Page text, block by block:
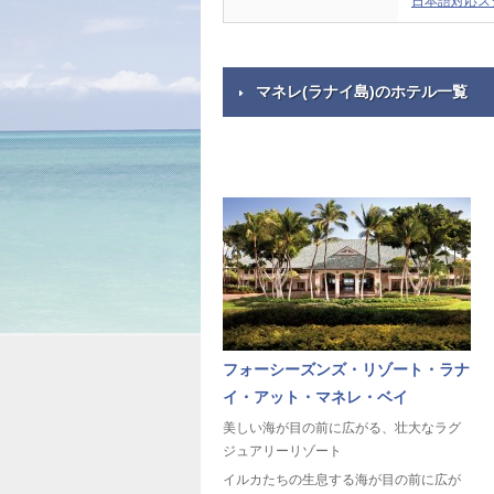
マネレ(ラナイ島)のホテル一覧
フォーシーズンズ・リゾート・ラナ
イ・アット・マネレ・ベイ
美しい海が目の前に広がる、壮大なラグ
ジュアリーリゾート
イルカたちの生息する海が目の前に広が